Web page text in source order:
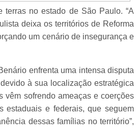
no estado de São Paulo. “A
deixa os territórios de Reforma
um cenário de insegurança e
enfrenta uma intensa disputa
à sua localização estratégica
vêm sofrendo ameaças e coerções
estaduais e federais, que seguem
dessas famílias no território”,